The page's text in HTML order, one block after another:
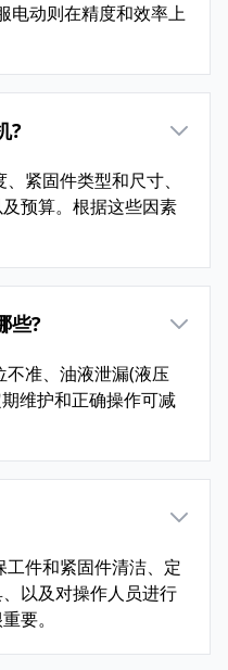
电动则在精度和效率上
?
紧固件类型和尺寸、
预算。根据这些因素
些?
准、油液泄漏(液压
维护和正确操作可减
件和紧固件清洁、定
以及对操作人员进行
要。